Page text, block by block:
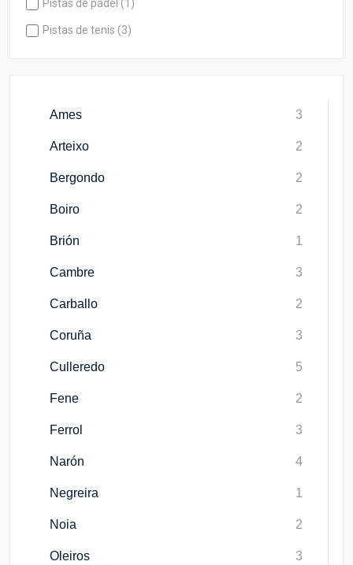
Pistas de pádel (1)
Pistas de tenis (3)
Ames 3
Arteixo 2
Bergondo 2
Boiro 2
Brión 1
Cambre 3
Carballo 2
Coruña 3
Culleredo 5
Fene 2
Ferrol 3
Narón 4
Negreira 1
Noia 2
Oleiros 3